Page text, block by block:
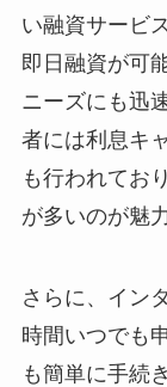
い融資サービ
即日融資が可
ニーズにも迅
者には利息キ
も行われてお
が多いのが魅
さらに、イン
時間いつでも
も簡単に手続